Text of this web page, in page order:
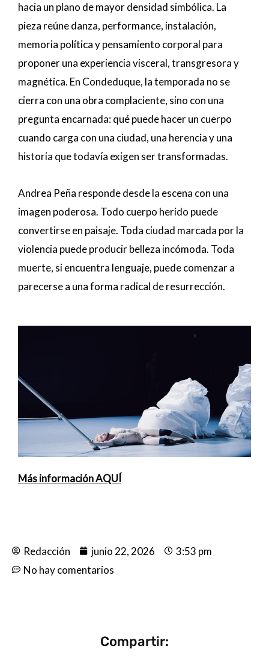
hacia un plano de mayor densidad simbólica. La
pieza reúne danza, performance, instalación,
memoria política y pensamiento corporal para
proponer una experiencia visceral, transgresora y
magnética. En Condeduque, la temporada no se
cierra con una obra complaciente, sino con una
pregunta encarnada: qué puede hacer un cuerpo
cuando carga con una ciudad, una herencia y una
historia que todavía exigen ser transformadas.
Andrea Peña responde desde la escena con una
imagen poderosa. Todo cuerpo herido puede
convertirse en paisaje. Toda ciudad marcada por la
violencia puede producir belleza incómoda. Toda
muerte, si encuentra lenguaje, puede comenzar a
parecerse a una forma radical de resurrección.
Más información AQUÍ
Redacción junio 22, 2026
3:53 pm
No hay comentarios
Compartir: